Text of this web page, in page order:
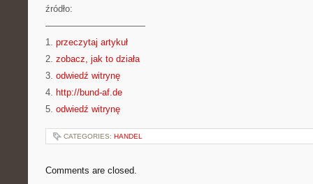
źródło:
———————————
1. przeczytaj artykuł
2. zobacz, jak to działa
3. odwiedź witrynę
4. http://bund-af.de
5. odwiedź witrynę
CATEGORIES: HANDEL
Comments are closed.